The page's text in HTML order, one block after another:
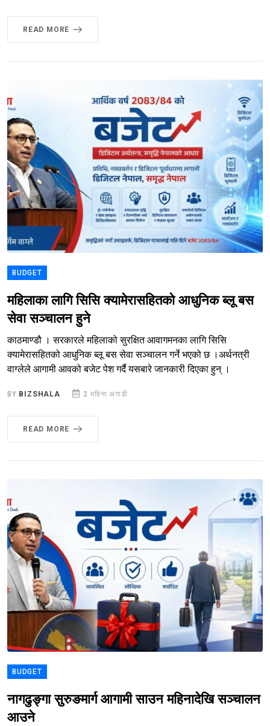
READ MORE
BUDGET
महिलाका लागि सिसि क्यामेरासहितको आधुनिक ब्लू बस
सेवा सञ्चालन हुने
काठमाण्डौ । सरकारले महिलाको सुरक्षित आवागमनका लागि सिसि
क्यामेरासहितको आधुनिक ब्लू बस सेवा सञ्चालन गर्ने भएको छ ।अर्थनत्री
वाग्लेले आगामी आवको बजेट पेश गर्दै यसबारे जानकारी दिएका हुन् ।
BY BIZSHALA 2 महिना अगाडी
READ MORE
BUDGET
नागढुङ्गा सुरुङमार्ग आगामी साउन महिनादेखि सञ्चालन
आउने